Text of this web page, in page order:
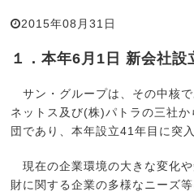
2015年08月31日
１．本年6月1日 新会社設
サン・グループは、その中核
ネットス及び(株)パトラの三社
団であり、本年設立41年目に突
現在の企業環境の大きな変化
財に関する企業の多様なニーズ